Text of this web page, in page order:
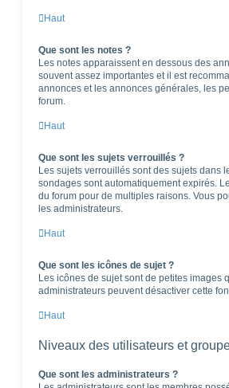
Haut
Que sont les notes ?
Les notes apparaissent en dessous des
souvent assez importantes et il est
annonces et les annonces générales, les
forum.
Haut
Que sont les sujets verrouillés ?
Les sujets verrouillés sont des sujets dans
sondages sont automatiquement expirés.
du forum pour de multiples raisons. Vous
les administrateurs.
Haut
Que sont les icônes de sujet ?
Les icônes de sujet sont de petites images
administrateurs peuvent désactiver cette
Haut
Niveaux des utilisateurs et
Que sont les administrateurs ?